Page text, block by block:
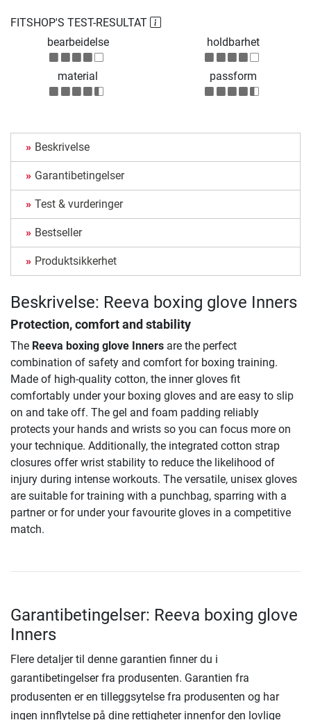
FITSHOP'S TEST-RESULTAT
bearbeidelse
holdbarhet
material passform
Beskrivelse
Garantibetingelser
Test & vurderinger
Bestseller
Produktsikkerhet
Beskrivelse: Reeva boxing glove Inners
Protection, comfort and stability
The Reeva boxing glove Inners are the perfect
combination of safety and comfort for boxing training.
Made of high-quality cotton, the inner gloves fit
comfortably under your boxing gloves and are easy to slip
on and take off. The gel and foam padding reliably
protects your hands and wrists so you can focus more on
your technique. Additionally, the integrated cotton strap
closures offer wrist stability to reduce the likelihood of
injury during intense workouts. The versatile, unisex gloves
are suitable for training with a punchbag, sparring with a
partner or for under your favourite gloves in a competitive
match.
Garantibetingelser: Reeva boxing glove
Inners
Flere detaljer til denne garantien finner du i
garantibetingelser fra produsenten. Garantien fra
produsenten er en tilleggsytelse fra produsenten og har
ingen innflytelse på dine rettigheter innenfor den lovlige